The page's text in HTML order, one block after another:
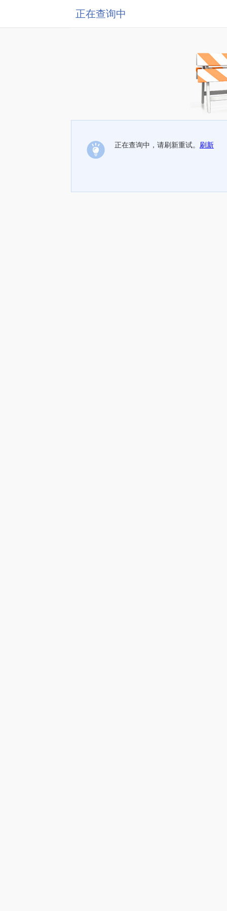
正在查询中
正在查询中，请刷新重试。 刷新